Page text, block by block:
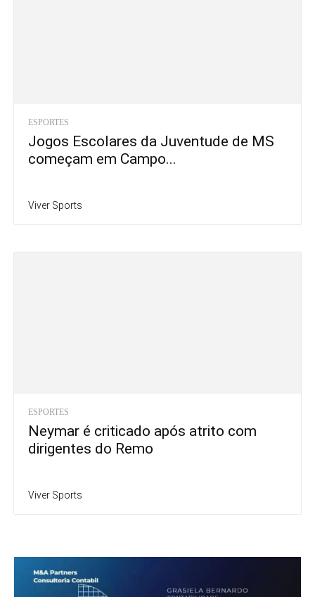
ESPORTES
Jogos Escolares da Juventude de MS
começam em Campo...
Viver Sports
ESPORTES
Neymar é criticado após atrito com
dirigentes do Remo
Viver Sports